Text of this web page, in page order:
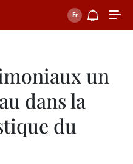
un
dans la
du